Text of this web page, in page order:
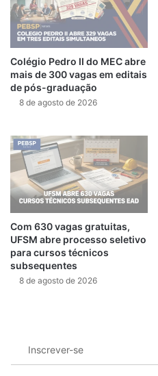
Colégio Pedro II do MEC abre
mais de 300 vagas em editais
de pós-graduação
8 de agosto de 2026
Com 630 vagas gratuitas,
UFSM abre processo seletivo
para cursos técnicos
subsequentes
8 de agosto de 2026
Inscrever-se